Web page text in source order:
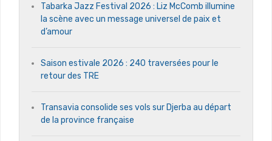
Tabarka Jazz Festival 2026 : Liz McComb illumine
la scène avec un message universel de paix et
d’amour
Saison estivale 2026 : 240 traversées pour le
retour des TRE
Transavia consolide ses vols sur Djerba au départ
de la province française